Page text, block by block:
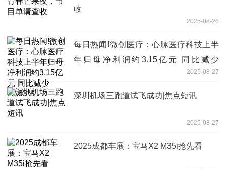
收
2025-08-26
每日热闻!微创医疗：心脉医疗科技上半
年归母净利润约3.15亿元 同比减少
2025-08-27
深圳机场三跑道试飞成功|焦点短讯
2025-08-27
2025成都车展：宝马X2 M35i抢先看